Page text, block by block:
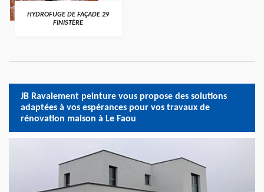
HYDROFUGE DE FAÇADE 29
FINISTÈRE
JB Ravalement peinture vous propose des solutions
adaptées à vos espérances pour vos travaux de
rénovation maison à Le Faou